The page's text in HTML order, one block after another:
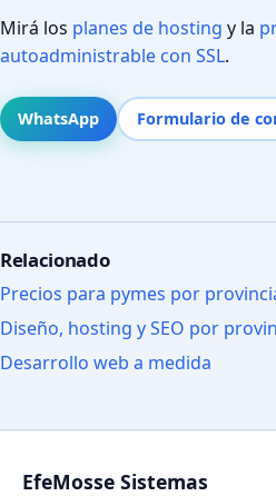
Mirá los planes de hosting y la
autoadministrable con SSL.
WhatsApp Formulario de
Relacionado
Precios para pymes por
Diseño, hosting y SEO por
Desarrollo web a medida
EfeMosse Sistemas